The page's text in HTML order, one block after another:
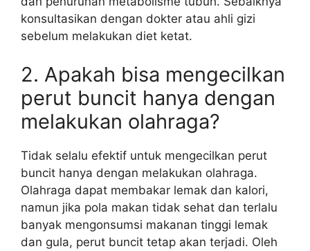
konsultasikan dengan dokter atau ahli gizi
sebelum melakukan diet ketat.
2. Apakah bisa mengecilkan
perut buncit hanya dengan
melakukan olahraga?
Tidak selalu efektif untuk mengecilkan perut
buncit hanya dengan melakukan olahraga.
Olahraga dapat membakar lemak dan kalori,
namun jika pola makan tidak sehat dan terlalu
banyak mengonsumsi makanan tinggi lemak
dan gula, perut buncit tetap akan terjadi. Oleh